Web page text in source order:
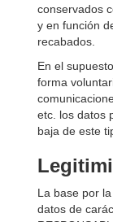
conservados
y en función
recabados.
En el
forma
etc. los datos
baja de este
La base por
datos de